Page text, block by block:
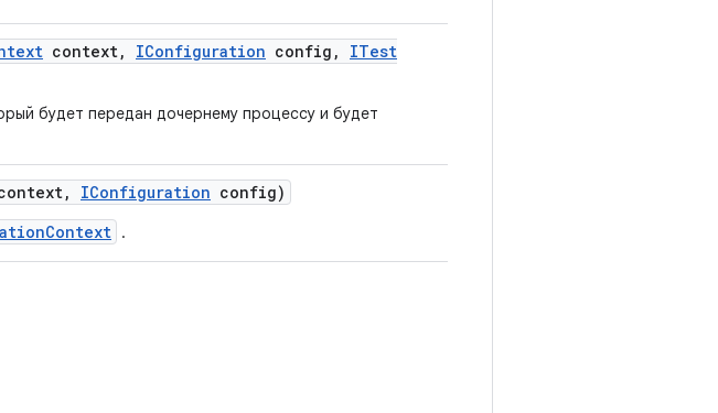
context, IConfiguration config ,
ITest
будет передан дочернему процессу и будет
, IConfiguration config)
.